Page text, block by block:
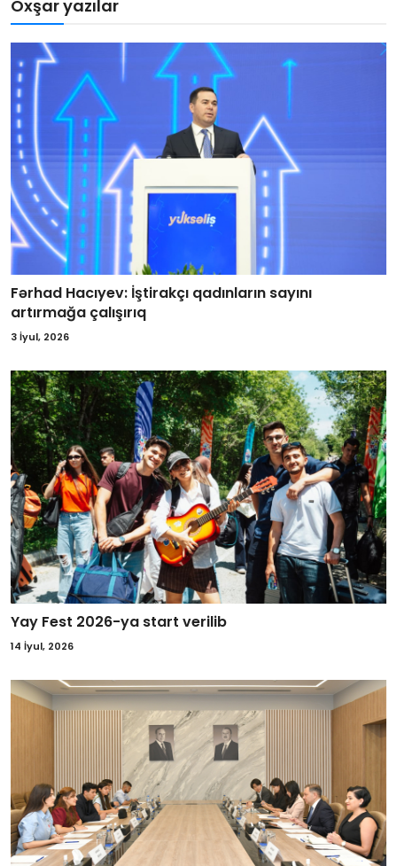
Oxşar yazılar
Fərhad Hacıyev: İştirakçı qadınların sayını
artırmağa çalışırıq
3 İyul, 2026
Yay Fest 2026-ya start verilib
14 İyul, 2026